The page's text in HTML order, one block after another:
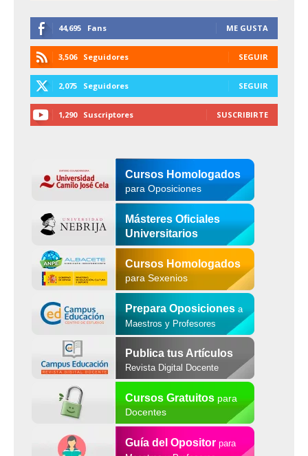
44,695 Fans ME GUSTA
3,506 Seguidores SEGUIR
2,075 Seguidores SEGUIR
1,290 Suscriptores SUSCRIBIRTE
Cursos Homologados
para Oposiciones
Másteres Oficiales
Universitarios
Cursos Homologados
para Sexenios
Prepara Oposiciones a
Maestros y Profesores
Publica tus Artículos
Revista Digital Docente
Cursos Gratuitospara
Docentes
Guía del Opositor para